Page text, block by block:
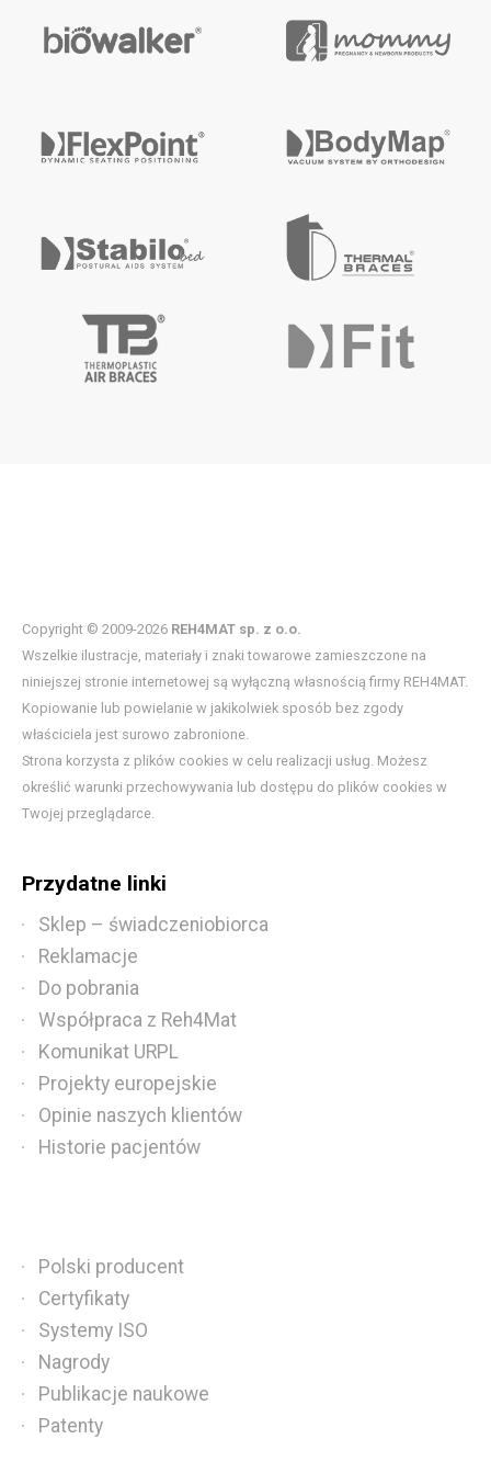
Copyright © 2009-2026 REH4MAT sp. z o.o.
Wszelkie ilustracje, materiały i znaki towarowe zamieszczone na
niniejszej stronie internetowej są wyłączną własnością firmy REH4MAT.
Kopiowanie lub powielanie w jakikolwiek sposób bez zgody
właściciela jest surowo zabronione.
Strona korzysta z plików cookies w celu realizacji usług. Możesz
określić warunki przechowywania lub dostępu do plików cookies w
Twojej przeglądarce.
Przydatne linki
Sklep – świadczeniobiorca
Reklamacje
Do pobrania
Współpraca z Reh4Mat
Komunikat URPL
Projekty europejskie
Opinie naszych klientów
Historie pacjentów
Polski producent
Certyfikaty
Systemy ISO
Nagrody
Publikacje naukowe
Patenty